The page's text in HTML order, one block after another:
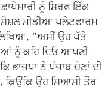
ਨੂੰ ਸਿਰਫ਼ ਇੱਕ
ਸੋਸ਼ਲ ਮੀਡੀਆ ਪਲੇਟਫਾਰਮ
“ਅਸੀਂ ਉਹ ਪੱਤੇ
ਨੂੰ ਕਹਿ ਦਿਓ ਆਪਣੀ
ਭਾਜਪਾ ਨੇ ਪੰਜਾਬ ਚੋਣਾਂ ਦੀ
ਕਿਉਂਕਿ ਉਹ ਸਿਆਸੀ ਤੌਰ